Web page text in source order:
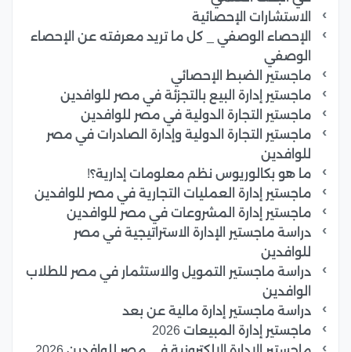
الاستشارات الإحصائية
الإحصاء الوصفي _ كل ما تريد معرفته عن الإحصاء
الوصفي
ماجستير الضبط الإحصائي
ماجستير إدارة البيع بالتجزئة في مصر للوافدين
ماجستير التجارة الدولية في مصر للوافدين
ماجستير التجارة الدولية وإدارة الصادرات في مصر
للوافدين
ما هو بكالوريوس نظم معلومات إدارية؟!
ماجستير إدارة العمليات التجارية في مصر للوافدين
ماجستير إدارة المشروعات في مصر للوافدين
دراسة ماجستير الإدارة الاستراتيجية في مصر
للوافدين
دراسة ماجستير التمويل والاستثمار في مصر للطلاب
الوافدين
دراسة ماجستير إدارة مالية عن بعد
ماجستير إدارة المبيعات 2026